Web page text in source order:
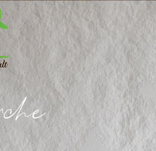
ce